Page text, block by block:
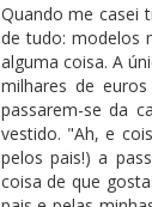
Quando me casei
de tudo: modelos
alguma coisa. A
milhares de
passarem-se da
vestido. "Ah, e
pelos pais!) a
coisa de que